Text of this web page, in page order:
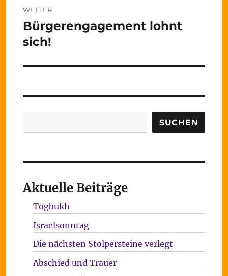
WEITER
Nächster
Beitrag:
Bürgerengagement lohnt
sich!
SUCHEN
Aktuelle Beiträge
Togbukh
Israelsonntag
Die nächsten Stolpersteine verlegt
Abschied und Trauer